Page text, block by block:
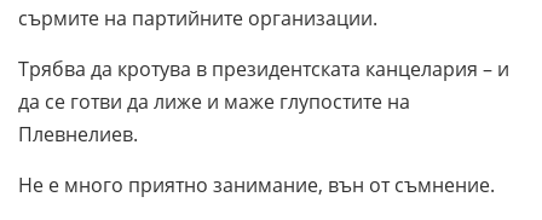
сърмите на партийните организации.
Трябва да кротува в президентската канцелария – и
да се готви да лиже и маже глупостите на
Плевнелиев.
Не е много приятно занимание, вън от съмнение.